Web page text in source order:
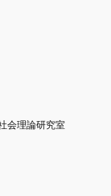
会理論研究室